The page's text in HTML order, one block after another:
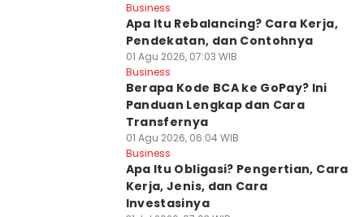
Business
Apa Itu Rebalancing? Cara Kerja,
Pendekatan, dan Contohnya
01 Agu 2026, 07:03 WIB
Business
Berapa Kode BCA ke GoPay? Ini
Panduan Lengkap dan Cara
Transfernya
01 Agu 2026, 06:04 WIB
Business
Apa Itu Obligasi? Pengertian, Cara
Kerja, Jenis, dan Cara
Investasinya